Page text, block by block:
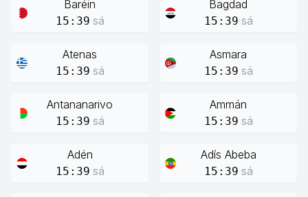
Baréin
15:39 sá
Bagdad
15:39 sá
Atenas
15:39 sá
Asmara
15:39 sá
Antananarivo
15:39 sá
Ammán
15:39 sá
Adén
15:39 sá
Adís Abeba
15:39 sá